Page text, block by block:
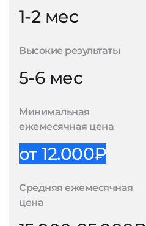
1-2 мес
Высокие результаты
5-6 мес
Минимальная
ежемесячная цена
от 12.000₽
Средняя ежемесячная
цена